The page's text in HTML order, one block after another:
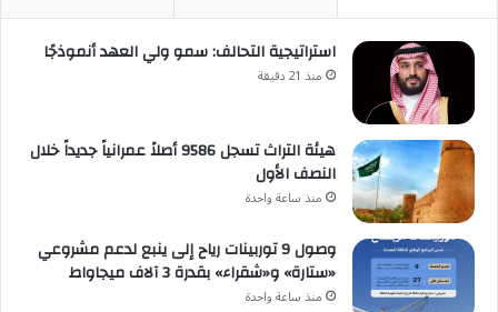
استراتيجية التحالف: سمو ولي العهد أنموذجًا
منذ 21 دقيقة
هيئة التراث تسجل 9586 أصلاً عمرانياً جديداً خلال
النصف الأول
منذ ساعة واحدة
وصول 9 توربينات رياح إلى ينبع لدعم مشروعي
«ستارة» و«شقراء» بقدرة 3 آلاف ميجاواط
منذ ساعة واحدة